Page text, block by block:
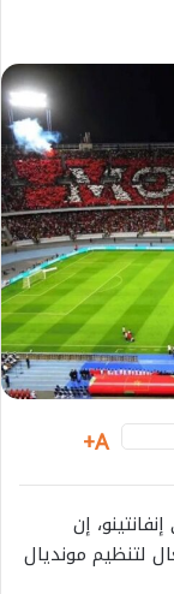
A+
إن
لتنظيم مونديال